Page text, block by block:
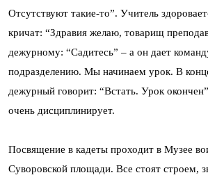
Отсутствуют такие-то”. Учитель
кричат: “Здравия желаю, товарищ
дежурному: “Садитесь” – а он дает
подразделению. Мы начинаем урок. В
дежурный говорит: “Встать. Урок
очень дисциплинирует.
Посвящение в кадеты проходит в Музее
Суворовской площади. Все стоят строем,